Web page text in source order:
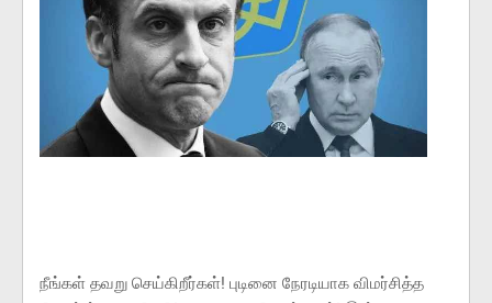
நீங்கள் தவறு செய்கிறீர்கள்! புடினை நேரடியாக விமர்சித்த